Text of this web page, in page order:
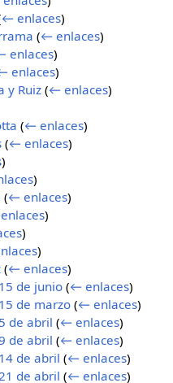
← enlaces)
(← enlaces)
enlaces)
enlaces)
y Ruiz (← enlaces)
(← enlaces)
(← enlaces)
)
)
(← enlaces)
)
)
)
(← enlaces)
de junio (← enlaces)
de marzo (← enlaces)
de abril (← enlaces)
de abril (← enlaces)
de abril (← enlaces)
de abril (← enlaces)